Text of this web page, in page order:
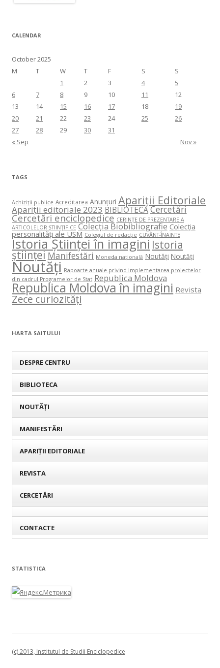
CALENDAR
October 2025
M
T W T F S S
« Sep Nov »
1 2 3 4
5
6
7 8 9 10 11
12
13
14 15 16 17 18
19
20
21 22 23 24 25
26
27
28 29 30 31
TAGS
Achiziții publice Acreditarea Anunțuri Apariții Editoriale
Apariții editoriale 2023 BIBLIOTECACercetări
Cercetări enciclopedice CERINŢE DE PREZENTARE A
ARTICOLELOR ŞTIINŢIFICE Colecția Biobibliografie Colecția
personalități ale USM Colegiul de redacție CUVÂNT-ÎNAINTE
Istoria Științei în imagini Istoria
științei Manifestări Moneda națională Noutăți Noutăți
Noutăți Rapoarte anuale privind implementarea proiectelor
din cadrul Programelor de Stat Republica Moldova
Republica Moldova în imagini Revista
Zece curiozități
HARTA SAITULUI
DESPRE CENTRU
BIBLIOTECA
NOUTĂȚI
MANIFESTĂRI
APARIȚII EDITORIALE
REVISTA
CERCETĂRI
CONTACTE
STATISTICA
(c) 2013, Institutul de Studii Enciclopedice